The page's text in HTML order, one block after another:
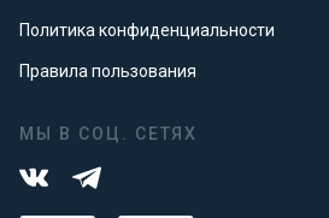
Политика конфиденциальности
Правила пользования
МЫ В СОЦ. СЕТЯХ